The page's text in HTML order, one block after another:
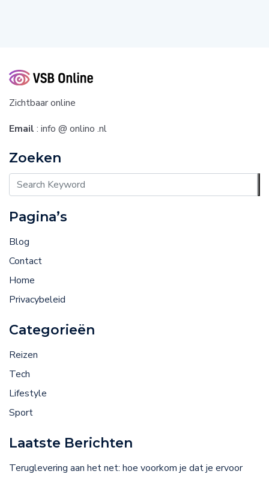
Zichtbaar online
Email : info @ onlino .nl
Zoeken
Pagina’s
Blog
Contact
Home
Privacybeleid
Categorieën
Reizen
Tech
Lifestyle
Sport
Laatste Berichten
Teruglevering aan het net: hoe voorkom je dat je ervoor